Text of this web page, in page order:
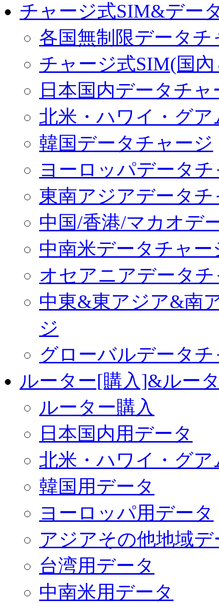
チャージ式SIM&デー
各国無制限データチ
チャージ式SIM(国
日本国内データチャ
北米・ハワイ・グ
韓国データチャージ
ヨーロッパデータ
東南アジアデータチ
中国/香港/マカオデ
中南米データチャー
オセアニアデータ
中東&東アジア&南
ジ
グローバルデータ
ルーター[購入]&ルー
ルーター購入
日本国内用データ
北米・ハワイ・グ
韓国用データ
ヨーロッパ用データ
アジアその他地域デ
台湾用データ
中南米用データ